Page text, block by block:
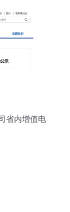
省内增值电